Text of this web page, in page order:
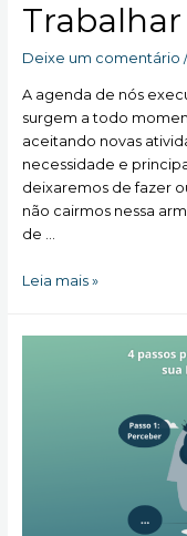
Deixe um comentário /
A agenda de nós
surgem a todo
aceitando novas
necessidade e
deixaremos de fazer
não cairmos nessa
de …
Trabalhar
Leia mais »